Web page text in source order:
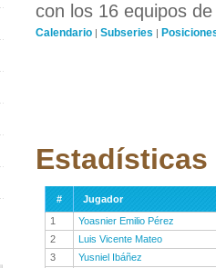
con los 16 equipos
Calendario | Subseries |
#
Jugador
1
Yoasnier Emilio Pérez
2
Luis Vicente Mateo
3
Yusniel Ibáñez